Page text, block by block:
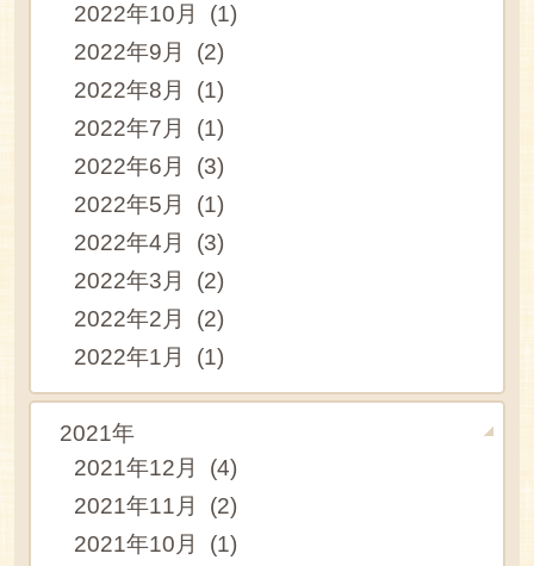
2022年10月 (1)
2022年9月 (2)
2022年8月 (1)
2022年7月 (1)
2022年6月 (3)
2022年5月 (1)
2022年4月 (3)
2022年3月 (2)
2022年2月 (2)
2022年1月 (1)
2021年
2021年12月 (4)
2021年11月 (2)
2021年10月 (1)